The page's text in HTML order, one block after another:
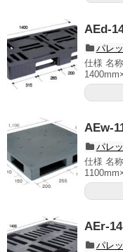
AEd-
パレ
仕様 名
AEw-
パレ
仕様 名
AEr-
パレ